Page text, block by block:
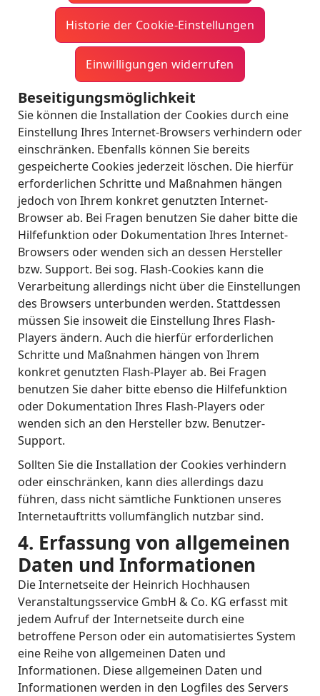
Historie der Cookie-Ein­stel­lun­gen
Einwilligun­gen wi­der­ru­fen
Beseitigungsmöglichkeit
Sie können die Installation der Cookies durch eine
Einstellung Ihres Internet-Browsers verhindern oder
einschränken. Ebenfalls können Sie bereits
gespeicherte Cookies jederzeit löschen. Die hierfür
erforderlichen Schritte und Maßnahmen hängen
jedoch von Ihrem konkret genutzten Internet-
Browser ab. Bei Fragen benutzen Sie daher bitte die
Hilfefunktion oder Dokumentation Ihres Internet-
Browsers oder wenden sich an dessen Hersteller
bzw. Support. Bei sog. Flash-Cookies kann die
Verarbeitung allerdings nicht über die Einstellungen
des Browsers unterbunden werden. Stattdessen
müssen Sie insoweit die Einstellung Ihres Flash-
Players ändern. Auch die hierfür erforderlichen
Schritte und Maßnahmen hängen von Ihrem
konkret genutzten Flash-Player ab. Bei Fragen
benutzen Sie daher bitte ebenso die Hilfefunktion
oder Dokumentation Ihres Flash-Players oder
wenden sich an den Hersteller bzw. Benutzer-
Support.
Sollten Sie die Installation der Cookies verhindern
oder einschränken, kann dies allerdings dazu
führen, dass nicht sämtliche Funktionen unseres
Internetauftritts vollumfänglich nutzbar sind.
4. Erfassung von allgemeinen
Daten und Informationen
Die Internetseite der Heinrich Hochhausen
Veranstaltungsservice GmbH & Co. KG erfasst mit
jedem Aufruf der Internetseite durch eine
betroffene Person oder ein automatisiertes System
eine Reihe von allgemeinen Daten und
Informationen. Diese allgemeinen Daten und
Informationen werden in den Logfiles des Servers